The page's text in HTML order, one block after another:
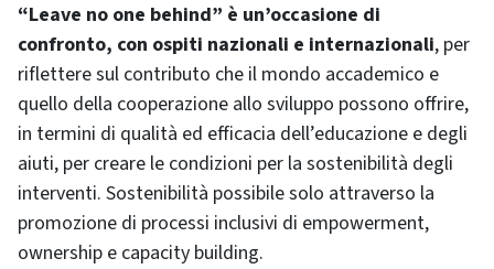
“Leave no one behind” è un’occasione di
confronto, con ospiti nazionali e internazionali, per
riflettere sul contributo che il mondo accademico e
quello della cooperazione allo sviluppo possono offrire,
in termini di qualità ed efficacia dell’educazione e degli
aiuti, per creare le condizioni per la sostenibilità degli
interventi. Sostenibilità possibile solo attraverso la
promozione di processi inclusivi di empowerment,
ownership e capacity building.